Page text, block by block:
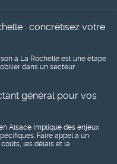
: concrétisez votre
à La Rochelle est une étape
dans un secteur
général pour vos
Alsace implique des enjeux
Faire appel à un
les délais et la